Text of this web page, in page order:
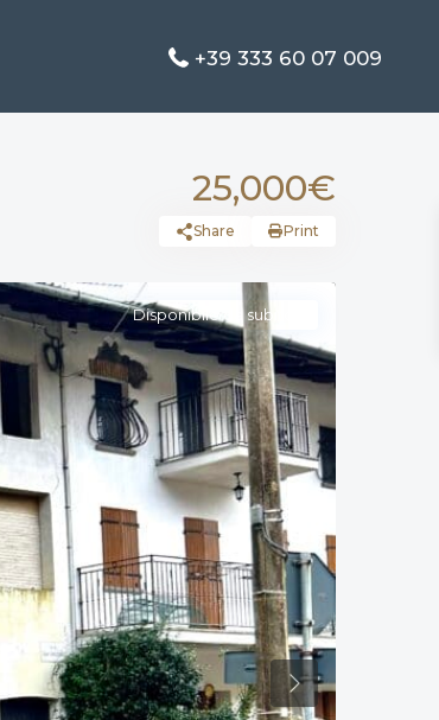
+39 333 60 07 009
25,000€
Share Print
Disponibile da subito
Previous